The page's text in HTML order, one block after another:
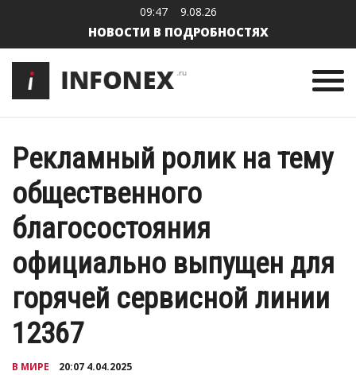
09:47 9.08.26
НОВОСТИ В ПОДРОБНОСТЯХ
Рекламный ролик на тему
общественного
благосостояния
официально выпущен для
горячей сервисной линии
12367
В МИРЕ 20:07 4.04.2025